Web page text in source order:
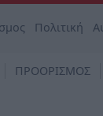
Πολιτική
ΠΡΟΟΡΙΣΜΟΣ